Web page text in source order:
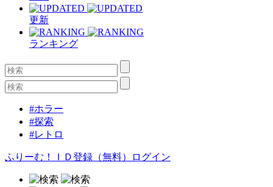
更新
ランキング
#ホラー
#探索
#レトロ
ふりーむ！ＩＤ登録（無料） ログイン